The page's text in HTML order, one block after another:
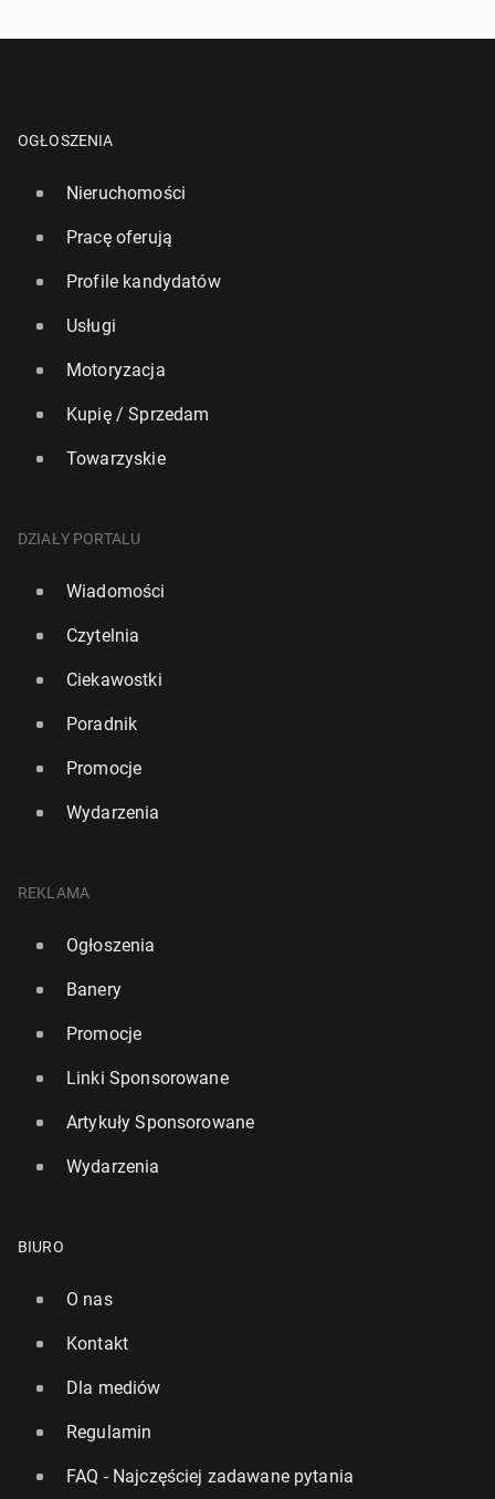
OGŁOSZENIA
Nieruchomości
Pracę oferują
Profile kandydatów
Usługi
Motoryzacja
Kupię / Sprzedam
Towarzyskie
DZIAŁY PORTALU
Wiadomości
Czytelnia
Ciekawostki
Poradnik
Promocje
Wydarzenia
REKLAMA
Ogłoszenia
Banery
Promocje
Linki Sponsorowane
Artykuły Sponsorowane
Wydarzenia
BIURO
O nas
Kontakt
Dla mediów
Regulamin
FAQ - Najczęściej zadawane pytania